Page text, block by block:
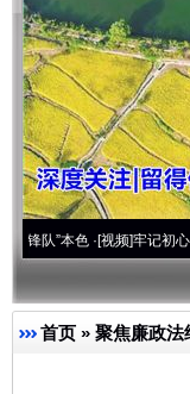
·[视频]牢记初心使命 奋进
首页 » 聚焦廉政法